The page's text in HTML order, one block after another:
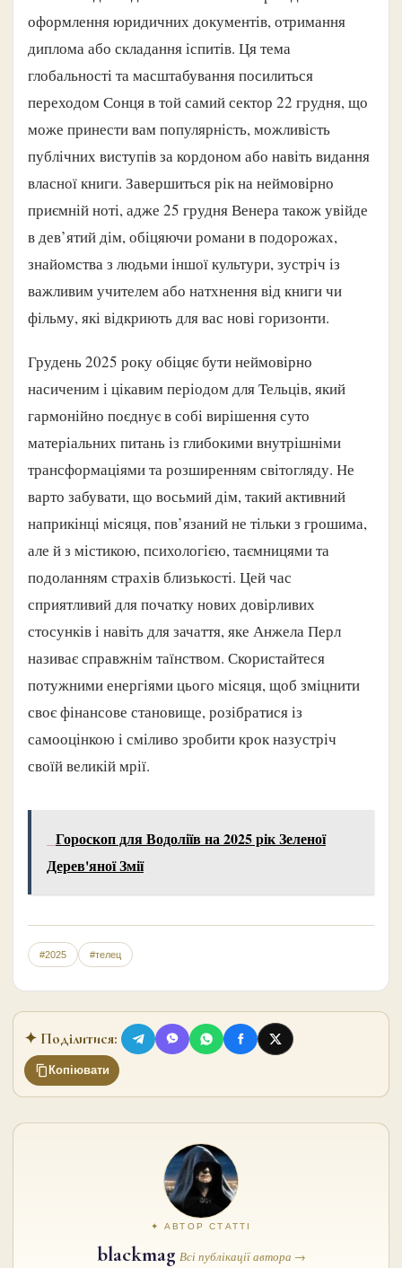
оформлення юридичних документів, отримання
диплома або складання іспитів. Ця тема
глобальності та масштабування посилиться
переходом Сонця в той самий сектор 22 грудня, що
може принести вам популярність, можливість
публічних виступів за кордоном або навіть видання
власної книги. Завершиться рік на неймовірно
приємній ноті, адже 25 грудня Венера також увійде
в дев’ятий дім, обіцяючи романи в подорожах,
знайомства з людьми іншої культури, зустріч із
важливим учителем або натхнення від книги чи
фільму, які відкриють для вас нові горизонти.
Грудень 2025 року обіцяє бути неймовірно
насиченим і цікавим періодом для Тельців, який
гармонійно поєднує в собі вирішення суто
матеріальних питань із глибокими внутрішніми
трансформаціями та розширенням світогляду. Не
варто забувати, що восьмий дім, такий активний
наприкінці місяця, пов’язаний не тільки з грошима,
але й з містикою, психологією, таємницями та
подоланням страхів близькості. Цей час
сприятливий для початку нових довірливих
стосунків і навіть для зачаття, яке Анжела Перл
називає справжнім таїнством. Скористайтеся
потужними енергіями цього місяця, щоб зміцнити
своє фінансове становище, розібратися із
самооцінкою і сміливо зробити крок назустріч
своїй великій мрії.
Гороскоп для Водоліїв на 2025 рік Зеленої
Дерев'яної Змії
#2025 #телец
✦ Поділитися:
Копіювати
✦ АВТОР СТАТТІ
blackmag Всі публікації автора →